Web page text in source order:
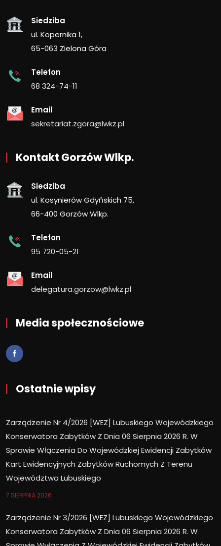
Siedziba
ul. Kopernika 1,
65-063 Zielona Góra
Telefon
68 324-74-11
Email
sekretariat.zgora@lwkz.pl
Kontakt Gorzów Wlkp.
Siedziba
ul. Kosynierów Gdyńskich 75,
66-400 Gorzów Wlkp.
Telefon
95 720-05-21
Email
delegatura.gorzow@lwkz.pl
Media społecznościowe
Ostatnie wpisy
Zarządzenie Nr 4/2026 [WEZ] Lubuskiego Wojewódzkiego
Konserwatora Zabytków Z Dnia 06 Sierpnia 2026 R. W
Sprawie Włączenia Do Wojewódzkiej Ewidencji Zabytków
Kart Ewidencyjnych Zabytków Ruchomych Z Terenu
Województwa Lubuskiego
7 SIERPNIA 2026
Zarządzenie Nr 3/2026 [WEZ] Lubuskiego Wojewódzkiego
Konserwatora Zabytków Z Dnia 06 Sierpnia 2026 R. W